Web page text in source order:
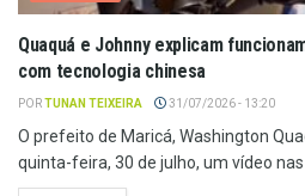
Quaquá e Johnny explicam
com tecnologia chinesa
PORTUNAN TEIXEIRA 31/07/2026 - 13:20
O prefeito de Maricá, Washington
quinta-feira, 30 de julho, um vídeo nas